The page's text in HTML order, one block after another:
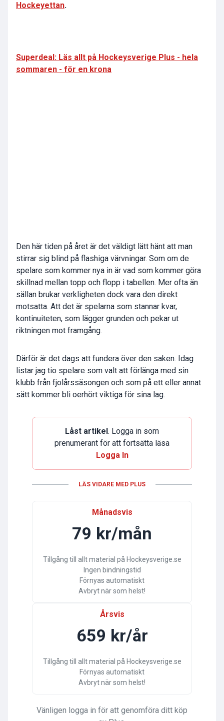
Hockeyettan.
Superdeal: Läs allt på Hockeysverige Plus - hela
sommaren - för en krona
Den här tiden på året är det väldigt lätt hänt att man
stirrar sig blind på flashiga värvningar. Som om de
spelare som kommer nya in är vad som kommer göra
skillnad mellan topp och flopp i tabellen. Mer ofta än
sällan brukar verkligheten dock vara den direkt
motsatta. Att det är spelarna som stannar kvar,
kontinuiteten, som lägger grunden och pekar ut
riktningen mot framgång.
Därför är det dags att fundera över den saken. Idag
listar jag tio spelare som valt att förlänga med sin
klubb från fjolårssäsongen och som på ett eller annat
sätt kommer bli oerhört viktiga för sina lag.
Låst artikel . Logga in som
prenumerant för att fortsätta läsa
Logga In
LÄS VIDARE MED PLUS
Månadsvis
79 kr/mån
Tillgång till allt material på Hockeysverige.se
Ingen bindningstid
Förnyas automatiskt
Avbryt när som helst!
Årsvis
659 kr/år
Tillgång till allt material på Hockeysverige.se
Förnyas automatiskt
Avbryt när som helst!
Vänligen logga in för att genomföra ditt köp